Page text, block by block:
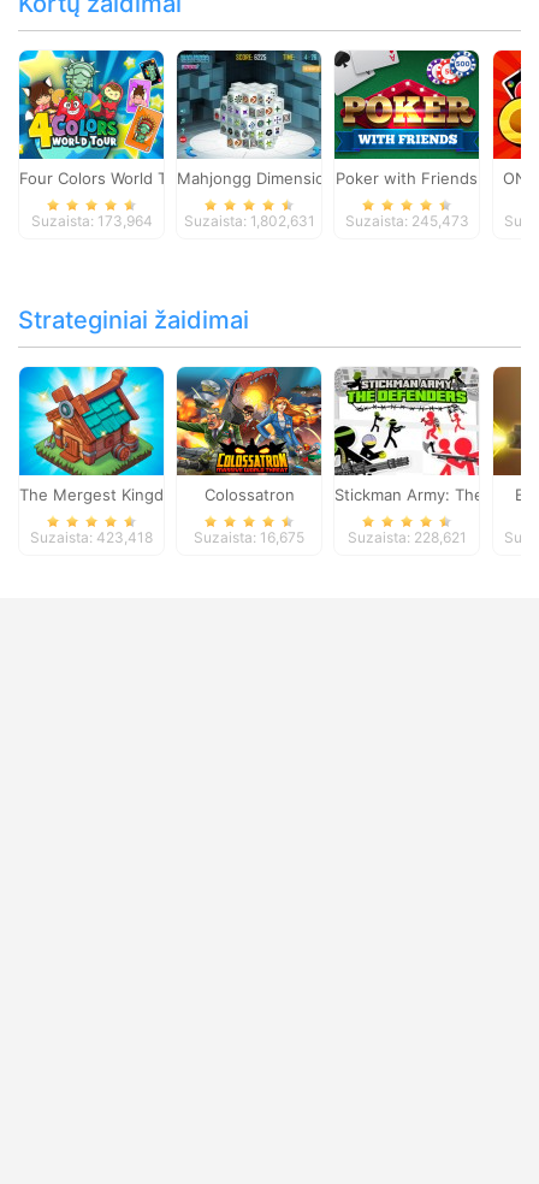
Four Colors World Tour
Suzaista: 173,964
Mahjongg Dimensions
Suzaista: 1,802,631
Poker with Friends
Suzaista: 245,473
Strateginiai žaidimai
The Mergest Kingdom
Suzaista: 423,418
Colossatron
Suzaista: 16,675
Stickman Army: The
Suzaista: 228,621